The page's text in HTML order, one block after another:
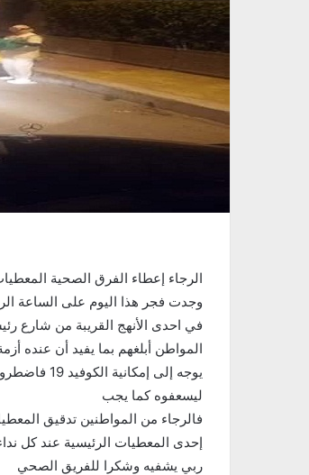
الرجاء إعطاء الفرق الصحية
وجدت فجر هذا اليوم على الساعة
في احدى الأنهج القريبة من شارع
المواطن أبلغهم بما يفيد أن عنده
يوجه إلى
ليسعفوه كما يجب
فالرجاء من المواطنين تدقيق
إحدى المعطيات الرئيسية عند كل
ربي يشفيه وشكرا للفريق الصحي